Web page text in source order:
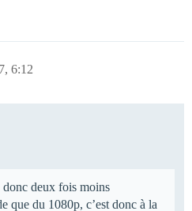
6:12
donc deux fois moins
que du 1080p, c’est donc à la